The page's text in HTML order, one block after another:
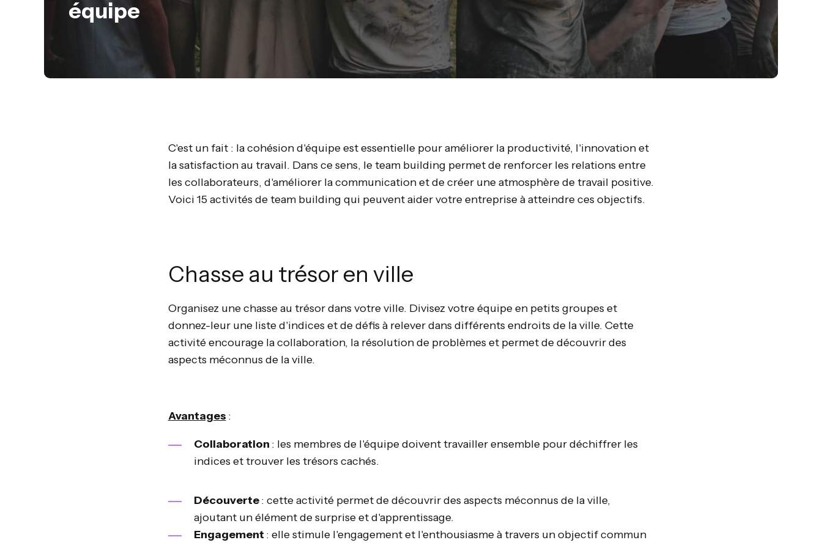
équipe
C'est un fait : la cohésion d'équipe est essentielle pour améliorer la productivité, l'innovation et
la satisfaction au travail. Dans ce sens, le team building permet de renforcer les relations entre
les collaborateurs, d'améliorer la communication et de créer une atmosphère de travail positive.
Voici 15 activités de team building qui peuvent aider votre entreprise à atteindre ces objectifs.
Chasse au trésor en ville
Organisez une chasse au trésor dans votre ville. Divisez votre équipe en petits groupes et
donnez-leur une liste d'indices et de défis à relever dans différents endroits de la ville. Cette
activité encourage la collaboration, la résolution de problèmes et permet de découvrir des
aspects méconnus de la ville.
Avantages :
Collaboration : les membres de l'équipe doivent travailler ensemble pour déchiffrer les
indices et trouver les trésors cachés.
Découverte: cette activité permet de découvrir des aspects méconnus de la ville,
ajoutant un élément de surprise et d'apprentissage.
Engagement : elle stimule l'engagement et l'enthousiasme à travers un objectif commun